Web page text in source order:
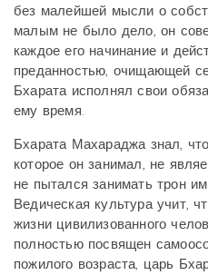
без малейшей мысли о
малым не было дело, он
каждое его начинание и
преданностью, очищающей
Бхарата исполнял свои
ему время.
Бхарата Махараджа знал,
которое он занимал, не
не пытался занимать трон
Ведическая культура учит,
жизни цивилизованного
полностью посвящен
пожилого возраста, царь